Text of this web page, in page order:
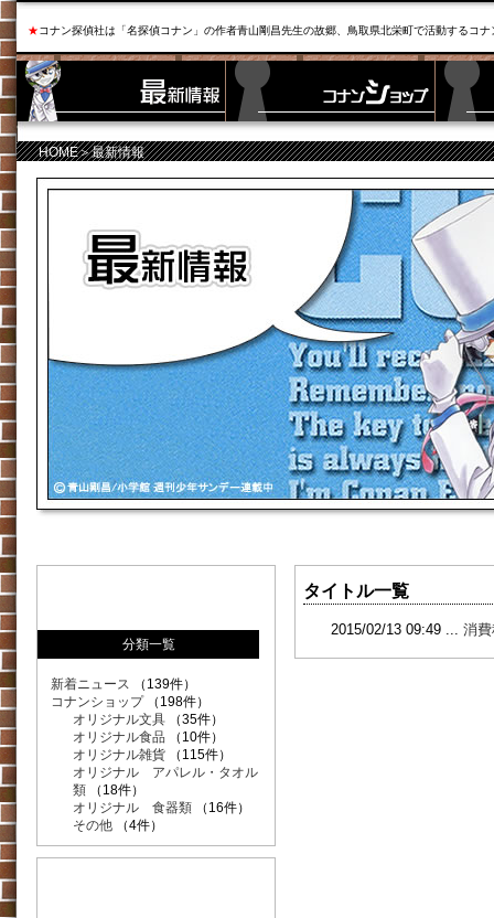
★コナン探偵社は「名探偵コナン」の作者青山剛昌先生の故郷、鳥取県北栄町で活動するコ
HOME＞最新情報
タイトル一覧
2015/02/13 09:49 ... 消
分類一覧
新着ニュース （139件）
コナンショップ（198件）
オリジナル文具 （35件）
オリジナル食品 （10件）
オリジナル雑貨 （115件）
オリジナル アパレル・タオル
類 （18件）
オリジナル 食器類 （16件）
その他 （4件）